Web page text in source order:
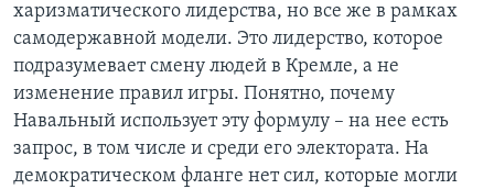
харизматического лидерства, но все же в рамках
самодержавной модели. Это лидерство, которое
подразумевает смену людей в Кремле, а не
изменение правил игры. Понятно, почему
Навальный использует эту формулу – на нее есть
запрос, в том числе и среди его электората. На
демократическом фланге нет сил, которые могли